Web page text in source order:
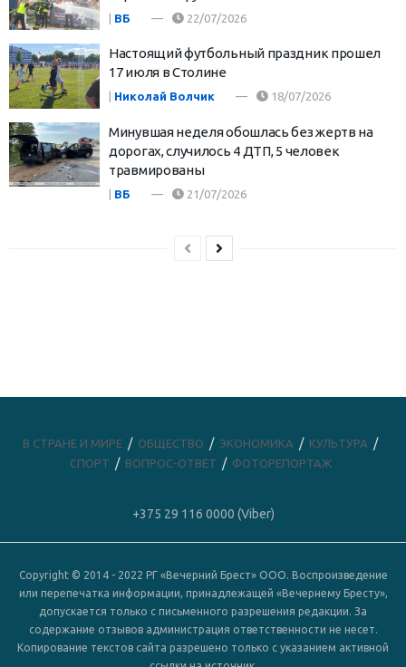
| ВБ 22/07/2026
Настоящий футбольный праздник прошел
17 июля в Столине
Николай Волчик 18/07/2026
Минувшая неделя обошлась без жертв на
дорогах, случилось 4 ДТП, 5 человек
травмированы
| ВБ 21/07/2026
В СТРАНЕ И МИРЕ ОБЩЕСТВО ЭКОНОМИКА
КУЛЬТУРА
СПОРТ
ВОПРОС-ОТВЕТ ФОТОРЕПОРТАЖ
+375 29 116 0000 (Viber)
Copyright © 2014 - 2022 РГ «Вечерний Брест» ООО. Воспроизведение
или перепечатка информации, принадлежащей «Вечернему Бресту»,
допускается только с письменного разрешения редакции. За
содержание отзывов администрация ответственности не несет.
Копирование текстов сайта разрешено только с указанием активной